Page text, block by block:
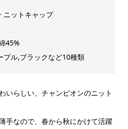
ニットキャップ
45%
プル,ブラックなど10種類
いらしい、チャンピオンのニット
手なので、春から秋にかけて活躍